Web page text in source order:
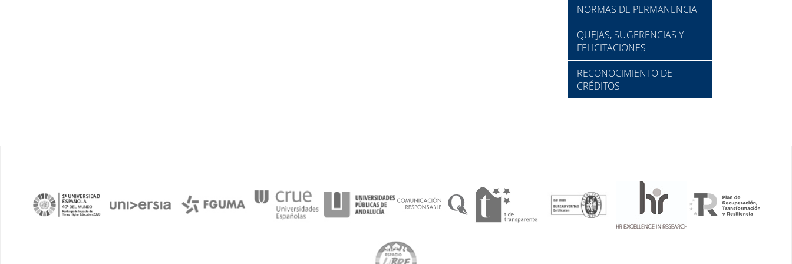
NORMAS DE PERMANENCIA
QUEJAS, SUGERENCIAS Y
FELICITACIONES
RECONOCIMIENTO DE
CRÉDITOS